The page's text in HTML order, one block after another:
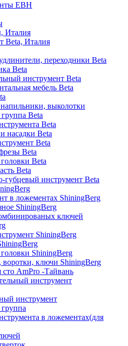
EBH
Италия
Beta, Италия
переходники Beta
Beta
инструмент Beta
мебель Beta
выколотки
Beta
Beta
насадки Beta
Beta
Beta
Beta
Beta
инструмент Beta
в ложементах ShiningBerg
ShiningBerg
ключей
ShiningBerg
ShiningBerg
воротки, ключи ShiningBerg
AmPro -Тайвань
инструмент
инструмент
в ложементах(для